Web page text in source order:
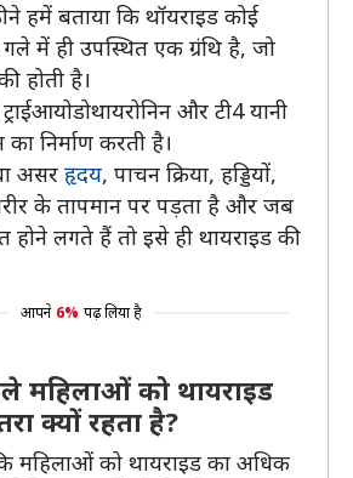
ने हमें बताया कि थॉयराइड कोई
गले में ही उपस्थित एक ग्रंथि है, जो
होती है।
और टी4 यानी
का निर्माण करती है।
असर हृदय, पाचन क्रिया, हड्डियों,
के तापमान पर पड़ता है और जब
होने लगते हैं तो इसे ही थायराइड की
आपने 6% पढ़ लिया है
महिलाओं को थायराइड
क्यों रहता है?
कि महिलाओं को थायराइड का अधिक